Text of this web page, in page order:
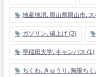
地産地消､岡山県岡山市､ス
ガソリン､値上げ (2)
早稲田大学､キャンパス (1)
ちくわ､きゅうり､無限ちく